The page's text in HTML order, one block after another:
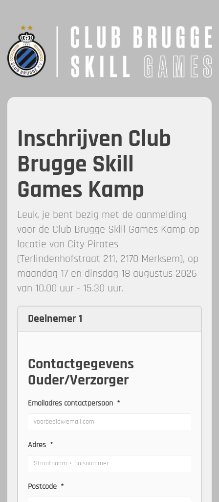
Inschrijven Club
Brugge Skill
Games Kamp
Leuk, je bent bezig met de aanmelding
voor de Club Brugge Skill Games Kamp op
locatie van City Pirates
(Terlindenhofstraat 211, 2170 Merksem), op
maandag 17 en dinsdag 18 augustus 2026
van 10.00 uur - 15.30 uur.
Deelnemer 1
Contactgegevens
Ouder/Verzorger
Emailadres contactpersoon *
Adres *
Postcode *